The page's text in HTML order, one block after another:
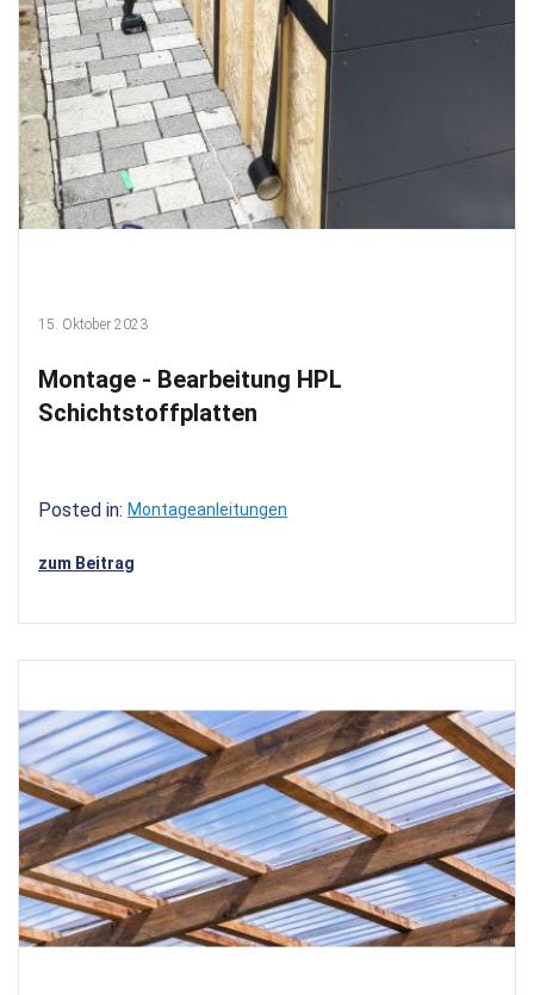
15. Oktober 2023
Montage - Bearbeitung HPL
Schichtstoffplatten
Posted in: Montageanleitungen
zum Beitrag